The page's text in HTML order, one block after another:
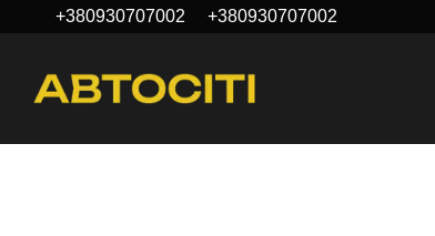
Перейти до основного контенту
+380930707002 +380930707002